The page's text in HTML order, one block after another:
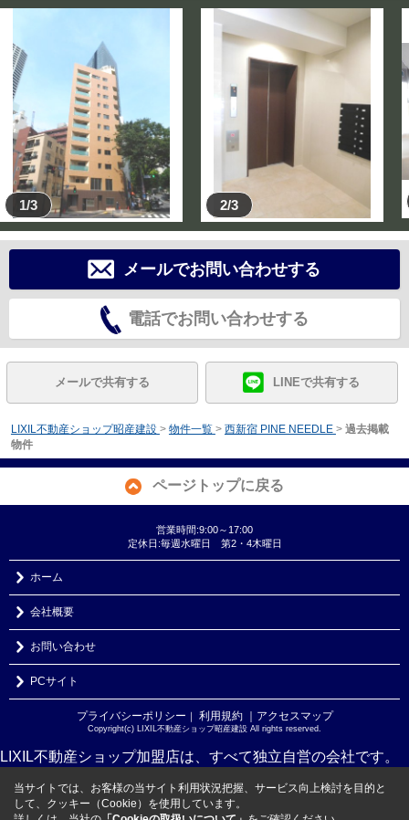
1/3 2/3
メールでお問い合わせする
電話でお問い合わせする
メールで共有する LINEで共有する
LIXIL不動産ショップ昭産建設 > 物件一覧 > 西新宿 PINE NEEDLE > 過去掲載
物件
ページトップに戻る
営業時間:9:00～17:00
定休日:毎週水曜日 第2・4木曜日
ホーム
会社概要
お問い合わせ
PCサイト
プライバシーポリシー ｜ 利用規約 ｜アクセスマップ
Copyright(c) LIXIL不動産ショップ昭産建設 All rights reserved.
LIXIL不動産ショップ加盟店は、すべて独立自営の会社です。
当サイトでは、お客様の当サイト利用状況把握、サービス向上検討を目的と
して、クッキー（Cookie）を使用しています。